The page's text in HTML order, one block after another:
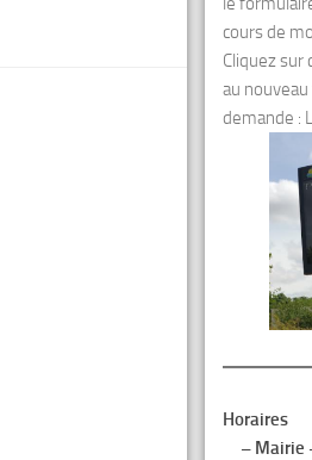
cours de
Cliquez sur
au
demande :
Horaires
– Mairie